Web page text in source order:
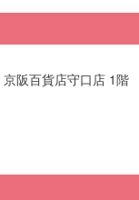
阪百貨店守口店 1階